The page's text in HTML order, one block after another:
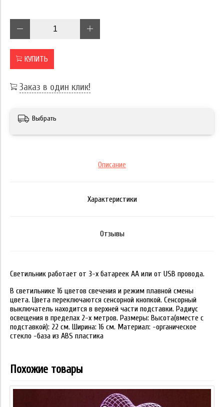
КУПИТЬ
Заказ в один клик!
Выбрать
Описание
Характеристики
Отзывы
Светильник работает от 3-х батареек АА или от USB провода.
В светильнике 16 цветов свечения и режим плавной смены
цвета. Цвета переключаются сенсорной кнопкой. Сенсорный
выключатель находится в верхней части подставки. Радиус
освещения в пределах 2-х метров. Размеры: Высота(вместе с
подставкой): 22 см. Ширина: 16 см. Материал: -органическое
стекло -база из ABS пластика
Похожие товары